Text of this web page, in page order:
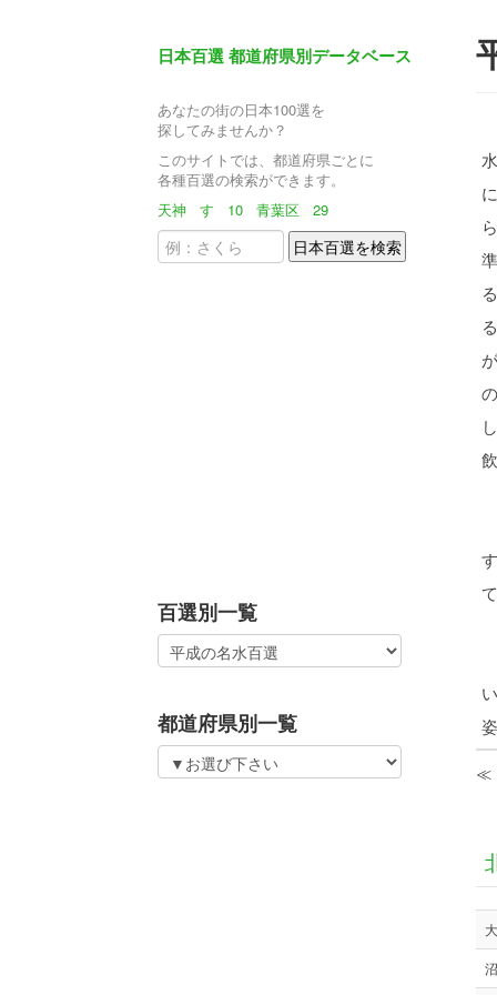
日本百選 都道府県別データベース
あなたの街の日本100選を
探してみませんか？
このサイトでは、都道府県ごとに
各種百選の検索ができます。
天神
す 10 青葉区 29
百選別一覧
都道府県別一覧
≪